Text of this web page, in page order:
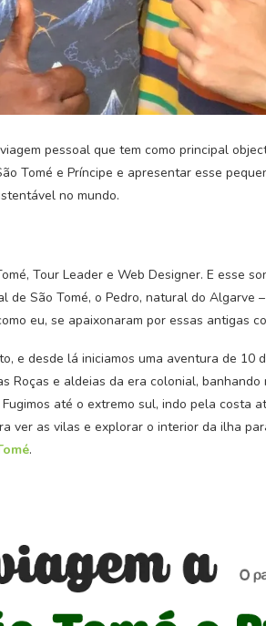
pessoal que tem como principal
Tomé e Príncipe e apresentar esse
no mundo.
Tour Leader e Web Designer. E esse
de São Tomé, o Pedro, natural do Algarve
eu, se apaixonaram por essas antigas
e desde lá iniciamos uma aventura de 10
Roças e aldeias da era colonial,
até o extremo sul, indo pela costa
ver as vilas e explorar o interior da ilha
.